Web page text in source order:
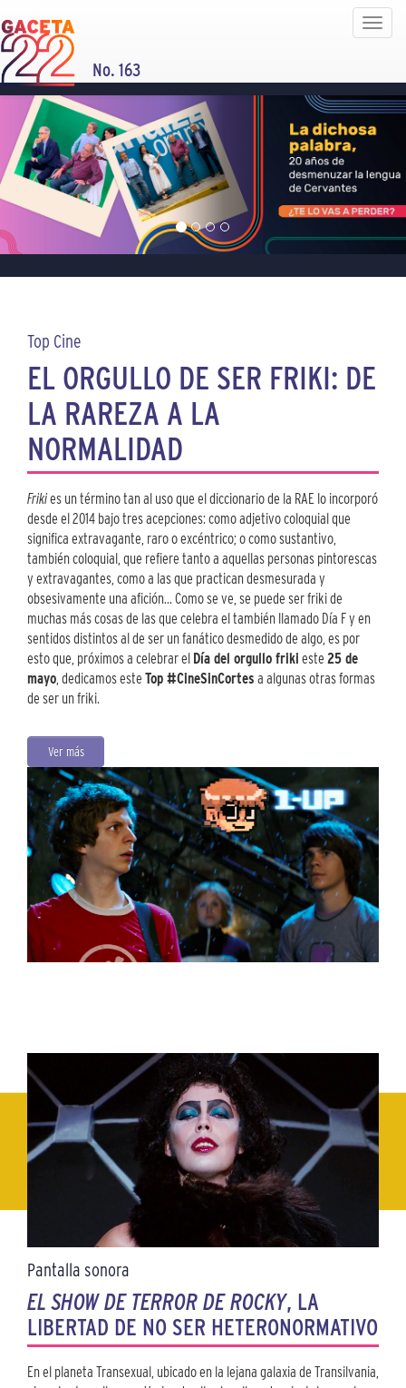
Toggle
No. 163
Top Cine
EL ORGULLO DE SER FRIKI: DE
LA RAREZA A LA
NORMALIDAD
Frikies un término tan al uso que el diccionario de la RAE lo incorporó
desde el 2014 bajo tres acepciones: como adjetivo coloquial que
significa extravagante, raro o excéntrico; o como sustantivo,
también coloquial, que refiere tanto a aquellas personas pintorescas
y extravagantes, como a las que practican desmesurada y
obsesivamente una afición... Como se ve, se puede ser friki de
muchas más cosas de las que celebra el también llamado Día F y en
sentidos distintos al de ser un fanático desmedido de algo, es por
esto que, próximos a celebrar el Día del orgullo friki este 25 de
mayo, dedicamos este Top #CineSinCortes a algunas otras formas
de ser un friki.
Ver más
Pantalla sonora
EL SHOW DE TERROR DE ROCKY, LA
LIBERTAD DE NO SER HETERONORMATIVO
En el planeta Transexual, ubicado en la lejana galaxia de Transilvania,